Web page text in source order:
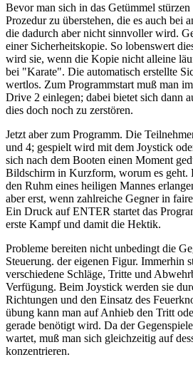
Bevor man sich in das Getümmel
Prozedur zu überstehen, die es auch bei
die dadurch aber nicht sinnvoller wird.
einer Sicherheitskopie. So lobenswert
wird sie, wenn die Kopie nicht alleine
bei "Karate". Die automatisch erstellte
wertlos. Zum Programmstart muß man
Drive 2 einlegen; dabei bietet sich dann
dies doch noch zu zerstören.
Jetzt aber zum Programm. Die
und 4; gespielt wird mit dem Joystick
sich nach dem Booten einen Moment
Bildschirm in Kurzform, worum es geht.
den Ruhm eines heiligen Mannes
aber erst, wenn zahlreiche Gegner in
Ein Druck auf ENTER startet das
erste Kampf und damit die Hektik.
Probleme bereiten nicht unbedingt die
Steuerung. der eigenen Figur. Immerhin
verschiedene Schläge, Tritte und
Verfügung. Beim Joystick werden sie
Richtungen und den Einsatz des
übung kann man auf Anhieb den Tritt
gerade benötigt wird. Da der
wartet, muß man sich gleichzeitig auf
konzentrieren.